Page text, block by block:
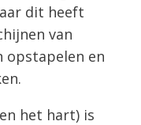
dit heeft
van
opstapelen en
het hart) is